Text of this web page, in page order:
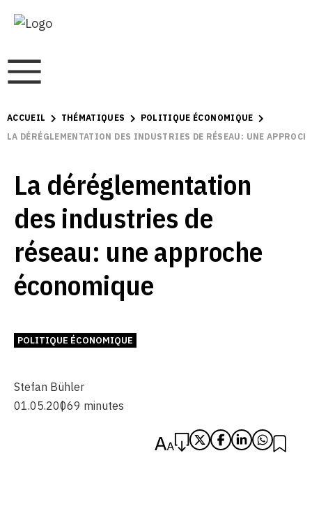
ACCUEIL THÉMATIQUES
POLITIQUE ÉCONOMIQUE
LA DÉRÉGLEMENTATION DES INDUSTRIES DE RÉSEAU: UNE
La déréglementation
des industries de
réseau: une approche
économique
POLITIQUE ÉCONOMIQUE
Stefan Bühler
01.05.20069 minutes